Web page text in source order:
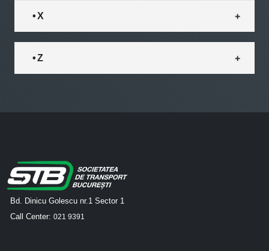
• X
• Z
Bd. Dinicu Golescu nr.1 Sector 1
Call Center: 021 9391